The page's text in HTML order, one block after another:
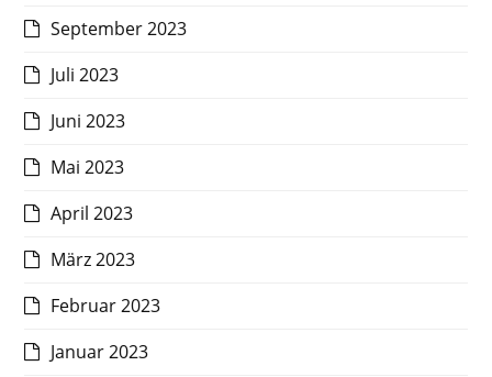
September 2023
Juli 2023
Juni 2023
Mai 2023
April 2023
März 2023
Februar 2023
Januar 2023